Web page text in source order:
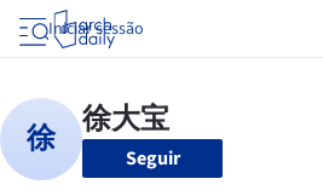
Iniciar sessão
Seguir